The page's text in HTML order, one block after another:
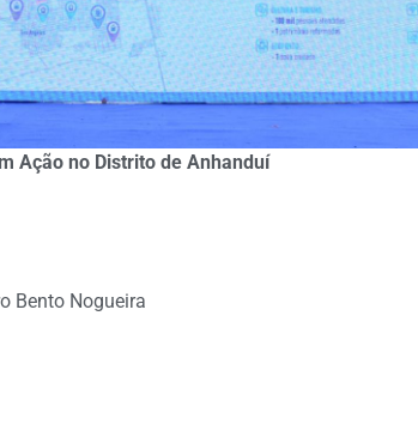
Ação no Distrito de Anhanduí
Bento Nogueira